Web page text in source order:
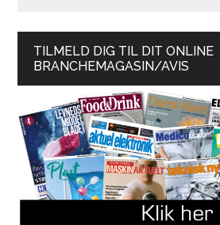
TILMELD DIG TIL DIT ONLINE
BRANCHEMAGASIN/AVIS